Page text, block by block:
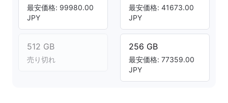
最安価格: 99980.00
JPY
512 GB
売り切れ
最安価格: 41673.00
JPY
256 GB
最安価格: 77359.00
JPY